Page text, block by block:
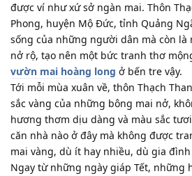
được ví như xứ sở ngàn mai. Thôn
Phong, huyện Mộ Đức, tỉnh Quảng
sống của những người dân mà còn là
nở rộ, tạo nên một bức tranh thơ
vườn mai hoàng long ở bến tre vậy.
Tới mỗi mùa xuân về, thôn Thạch
sắc vàng của những bông mai nở,
hương thơm dịu dàng và màu sắc
căn nhà nào ở đây mà không được
mai vàng, dù ít hay nhiều, dù gia
Ngay từ những ngày giáp Tết, những